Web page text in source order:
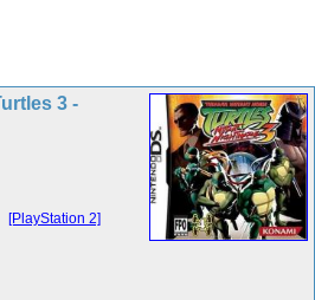
3 -
[PlayStation 2]